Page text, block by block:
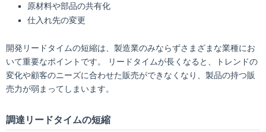
原材料や部品の共有化
仕入れ先の変更
開発リードタイムの短縮は、製造業のみならずさまざまな業種にお
いて重要なポイントです。 リードタイムが長くなると、トレンドの
変化や顧客のニーズに合わせた販売ができなくなり、製品の持つ販
売力が弱まってしまいます。
調達リードタイムの短縮